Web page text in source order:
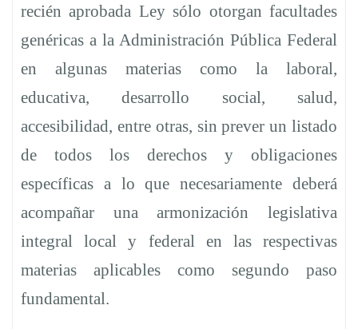
recién aprobada Ley sólo otorgan facultades
genéricas a la Administración Pública Federal
en algunas materias como la laboral,
educativa, desarrollo social, salud,
accesibilidad, entre otras, sin prever un listado
de todos los derechos y obligaciones
específicas a lo que necesariamente deberá
acompañar una armonización legislativa
integral local y federal en las respectivas
materias aplicables como segundo paso
fundamental.